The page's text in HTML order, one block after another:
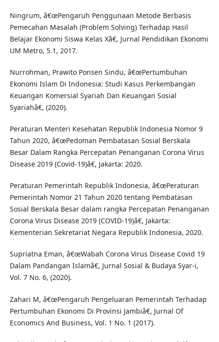
Ningrum, â€œPengaruh Penggunaan Metode Berbasis
Pemecahan Masalah (Problem Solving) Terhadap Hasil
Belajar Ekonomi Siswa Kelas Xâ€, Jurnal Pendidikan Ekonomi
UM Metro, 5.1, 2017.
Nurrohman, Prawito Ponsen Sindu, â€œPertumbuhan
Ekonomi Islam Di Indonesia: Studi Kasus Perkembangan
Keuangan Komersial Syariah Dan Keuangan Sosial
Syariahâ€, (2020).
Peraturan Menteri Kesehatan Republik Indonesia Nomor 9
Tahun 2020, â€œPedoman Pembatasan Sosial Berskala
Besar Dalam Rangka Percepatan Penanganan Corona Virus
Disease 2019 (Covid-19)â€, Jakarta: 2020.
Peraturan Pemerintah Republik Indonesia, â€œPeraturan
Pemerintah Nomor 21 Tahun 2020 tentang Pembatasan
Sosial Berskala Besar dalam rangka Percepatan Penanganan
Corona Virus Disease 2019 (COVID-19)â€, Jakarta:
Kementerian Sekretariat Negara Republik Indonesia, 2020.
Supriatna Eman, â€œWabah Corona Virus Disease Covid 19
Dalam Pandangan Islamâ€, Jurnal Sosial & Budaya Syar-i,
Vol. 7 No. 6, (2020).
Zahari M, â€œPengaruh Pengeluaran Pemerintah Terhadap
Pertumbuhan Ekonomi Di Provinsi Jambiâ€, Jurnal Of
Economics And Business, Vol. 1 No. 1 (2017).